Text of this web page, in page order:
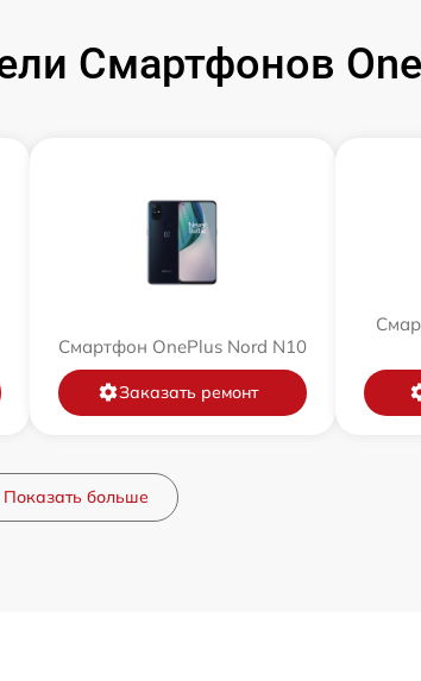
Смартфонов
Смартфон OnePlus Nord N10
Заказать ремонт
Показать больше